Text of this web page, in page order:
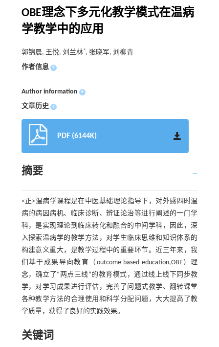
OBE理念下多元化教学模式在温病
学教学中的应用
郭锦晨, 王悦, 刘兰林*, 张晓军, 刘柳青
作者信息 +
Author information +
文章历史 +
PDF (6144K)
摘要
<正>温病学课程是在中医基础理论指导下，对外感四时温
病的病因病机、临床诊断、辨证论治等进行阐述的一门学
科，是实现理论到临床转化和融合的中间学科，因此，深
入探索温病学的教学方法，对学生临床思维和知识体系的
构建意义重大，是教学过程中的重要环节。近三年来，我
们基于成果导向教育（outcome based education,OBE）理
念，确立了“两点三线”的教育模式，通过线上线下同步教
学，对学习成果进行评估，完善了问题式教学、翻转课堂
各种教学方法的合理使用和科学分配问题，大大提高了教
学质量，获得了良好的实践效果。
关键词